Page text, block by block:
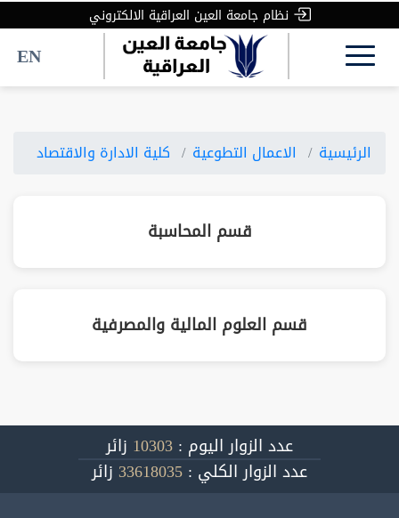
نظام جامعة العين العراقية الالكتروني
EN
الرئيسية الاعمال التطوعية كلية الادارة والاقتصاد
قسم المحاسبة
قسم العلوم المالية والمصرفية
عدد الزوار اليوم : 10303 زائر
عدد الزوار الكلي : 33618035 زائر